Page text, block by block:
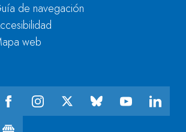
de navegación
web